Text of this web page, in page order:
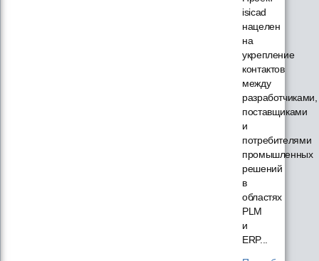
isicad
нацелен
на
укрепление
контактов
между
разработчиками,
поставщиками
и
потребителями
промышленных
решений
в
областях
PLM
и
ERP...